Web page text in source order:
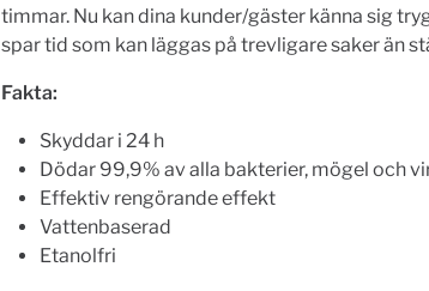
timmar. Nu kan dina kunder/gäster känna sig
spar tid som kan läggas på trevligare saker än
Fakta:
Skyddar i 24 h
Dödar 99,9% av alla bakterier, mögel och
Effektiv rengörande effekt
Vattenbaserad
Etanolfri